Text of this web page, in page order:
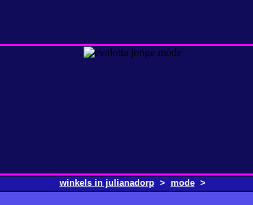
winkels in julianadorp > mode>